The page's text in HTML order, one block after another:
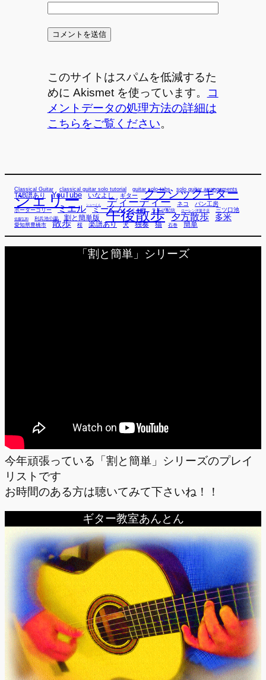
このサイトはスパムを低減するた
めに Akismet を使っています。
コ
メントデータの処理方法の詳細は
こちらをご覧ください。
Classical Guitar classical guitar solo tutorial guitar solo tabs solo guitar arrangements
TAB譜あり YouTube いなよし ギター クラシックギター
シェリー シューくん ディーディー ネコ パン工房
ボーダーコリー ミエル ミーくん ミー君 ライブ配信 ローレン洋菓子店 三ツ口池
佐藤弘和 利兵池公園 割と簡単版 午後散歩 夕方散歩 多米
愛知県豊橋市 散歩 桜 楽譜あり 犬 独奏 猫 石巻 簡単
「割と簡単」シリーズ
今年頑張っている「割と簡単」シリーズのプレイ
リストです
お時間のある方は聴いてみて下さいね！！
ギター教室あんとん